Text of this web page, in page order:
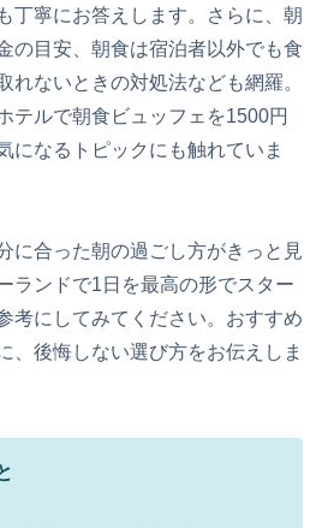
丁寧にお答えします。さらに、朝
の目安、朝食は宿泊者以外でも食
れないときの対処法なども網羅。
テルで朝食ビュッフェを1500円
になるトピックにも触れていま
に合った朝の過ごし方がきっと見
ランドで1日を最高の形でスター
考にしてみてください。おすすめ
、後悔しない選び方をお伝えしま